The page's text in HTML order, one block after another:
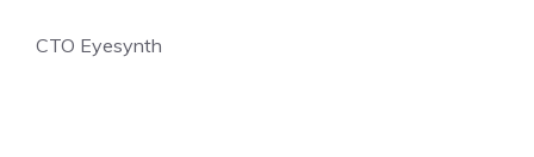
CTO Eyesynth